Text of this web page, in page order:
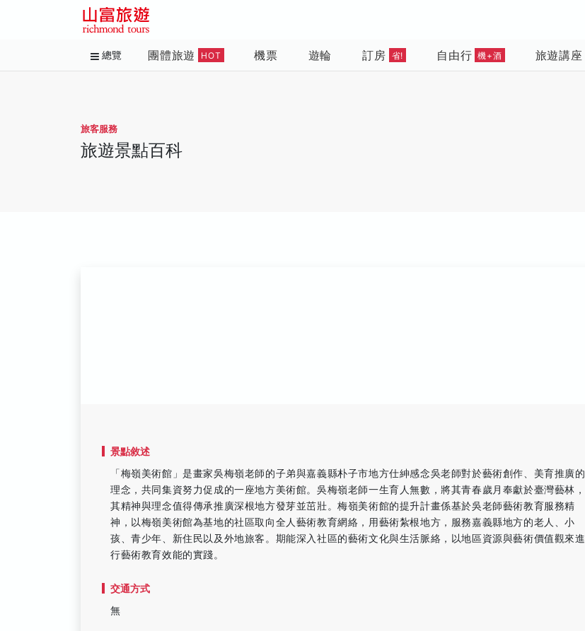
總覽 團體旅遊 HOT 機票 遊輪 訂房 省! 自由行 機+酒 旅遊講座
旅客服務
旅遊景點百科
景點敘述
「梅嶺美術館」是畫家吳梅嶺老師的子弟與嘉義縣朴子市地方仕紳感念吳老師對於藝術創作、美育推廣的
理念，共同集資努力促成的一座地方美術館。吳梅嶺老師一生育人無數，將其青春歲月奉獻於臺灣藝林，
其精神與理念值得傳承推廣深根地方發芽並茁壯。梅嶺美術館的提升計畫係基於吳老師藝術教育服務精
神，以梅嶺美術館為基地的社區取向全人藝術教育網絡，用藝術紮根地方，服務嘉義縣地方的老人、小
孩、青少年、新住民以及外地旅客。期能深入社區的藝術文化與生活脈絡，以地區資源與藝術價值觀來進
行藝術教育效能的實踐。
交通方式
無